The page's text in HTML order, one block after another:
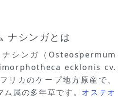
ナシンガとは
ナシンガ（Osteospermum
ecklonis cv.
リカのケープ地方原産で、
属の多年草です。 オステオ